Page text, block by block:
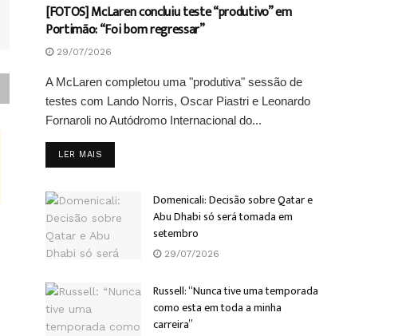
[FOTOS] McLaren concluiu teste “produtivo” em
Portimão: “Foi bom regressar”
29/07/2026
A McLaren completou uma "produtiva" sessão de
testes com Lando Norris, Oscar Piastri e Leonardo
Fornaroli no Autódromo Internacional do...
LER MAIS
Domenicali: Decisão sobre Qatar e
Abu Dhabi só será tomada em
setembro
29/07/2026
Russell: “Nunca tive uma temporada
como esta em toda a minha
carreira”